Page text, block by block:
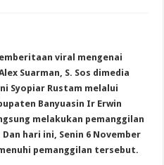
viral mengenai
Suarman, S. Sos dimedia
Syopiar Rustam melalui
Banyuasin Ir Erwin
melakukan pemanggilan
hari ini, Senin 6 November
pemanggilan tersebut.